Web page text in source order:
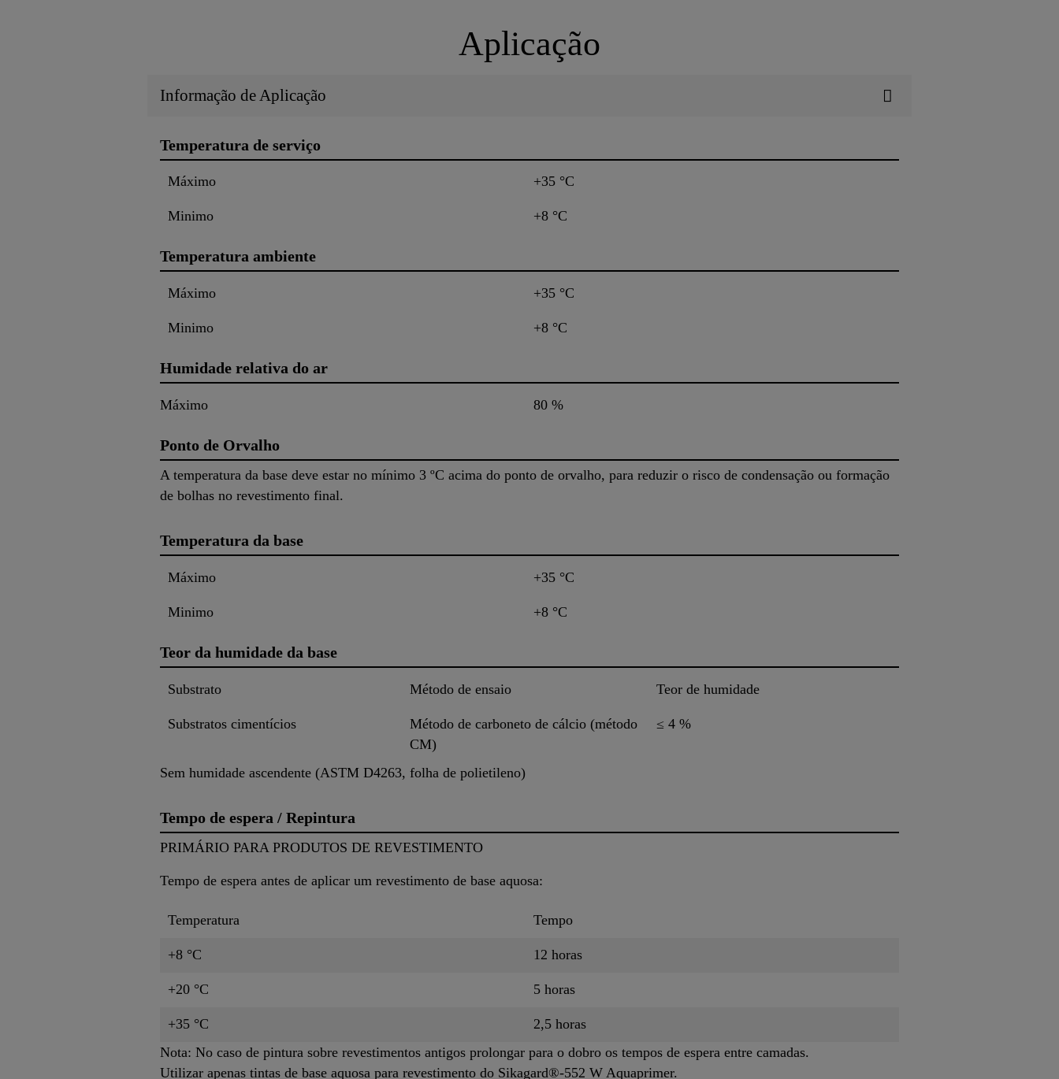
Aplicação
Informação de Aplicação
Temperatura de serviço
Máximo +35 °C
Minimo +8 °C
Temperatura ambiente
Máximo +35 °C
Minimo +8 °C
Humidade relativa do ar
Máximo 80 %
Ponto de Orvalho
A temperatura da base deve estar no mínimo 3 ºC acima do ponto de orvalho, para reduzir o risco de condensação ou formação
de bolhas no revestimento final.
Temperatura da base
Máximo +35 °C
Minimo +8 °C
Teor da humidade da base
Substrato Método de ensaio Teor de humidade
Substratos cimentícios
Método de carboneto de cálcio (método
CM)
≤ 4 %
Sem humidade ascendente (ASTM D4263, folha de polietileno)
Tempo de espera / Repintura
PRIMÁRIO PARA PRODUTOS DE REVESTIMENTO
Tempo de espera antes de aplicar um revestimento de base aquosa:
Temperatura Tempo
+8 °C 12 horas
+20 °C 5 horas
+35 °C
2,5 horas
Nota: No caso de pintura sobre revestimentos antigos prolongar para o dobro os tempos de espera entre camadas.
Utilizar apenas tintas de base aquosa para revestimento do Sikagard®-552 W Aquaprimer.